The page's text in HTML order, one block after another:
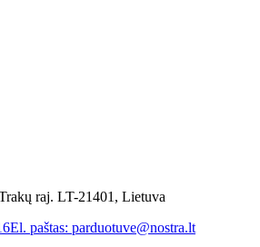
raj. LT-21401, Lietuva
El. paštas: parduotuve@nostra.lt